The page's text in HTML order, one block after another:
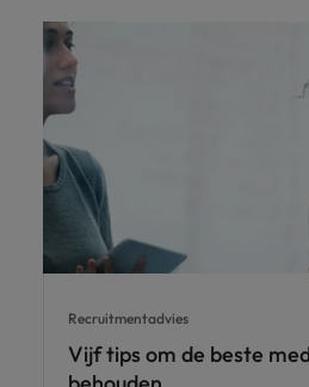
Recruitmentadvies
Vijf tips om de beste